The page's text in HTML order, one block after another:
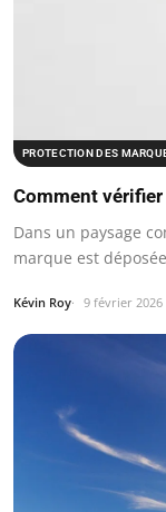
PROTECTION DES
Comment
Dans un paysage
marque est
Kévin Roy 9 février 2026